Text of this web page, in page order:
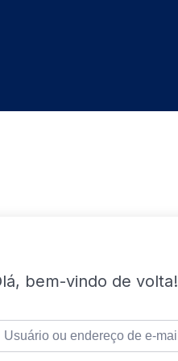
bem-vindo de volta!